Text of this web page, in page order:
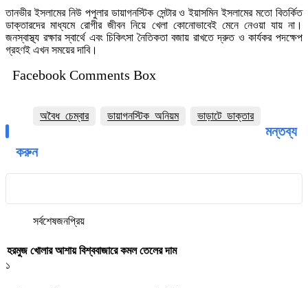
তানভীর ইসলামের নিউ পপুলার ডায়াগনস্টিক সেন্টার ও ইয়াসমিন ইসলামের মতো বিতর্কিত
ডাক্তারদের মাধ্যমে রোগীর জীবন নিয়ে খেলা কোনোভাবেই মেনে নেওয়া যায় না।
জনস্বাস্থ্য রক্ষার স্বার্থে এবং চিকিৎসা নৈতিকতা বজায় রাখতে দ্রুত ও কার্যকর পদক্ষেপ
গ্রহণই এখন সময়ের দাবি।
Facebook Comments Box
অবৈধ_চেম্বার ডায়াগনস্টিক_অনিয়ম ভাড়াটে_ডাক্তার
মন্তব্য
করুন
সর্বশেষজনপ্রিয়
হরমুজ খোলার আশায় বিশ্ববাজারে কমল তেলের দাম
১